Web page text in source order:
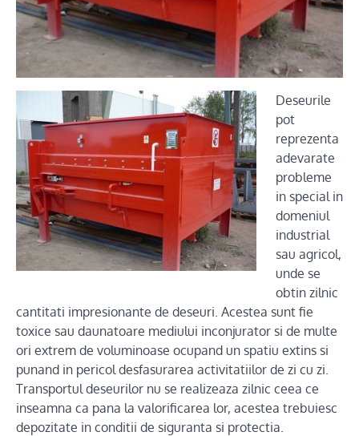
Deseurile
pot
reprezenta
adevarate
probleme
in special in
domeniul
industrial
sau agricol,
unde se
obtin zilnic
cantitati impresionante de deseuri. Acestea sunt fie
toxice sau daunatoare mediului inconjurator si de multe
ori extrem de voluminoase ocupand un spatiu extins si
punand in pericol desfasurarea activitatiilor de zi cu zi.
Transportul deseurilor nu se realizeaza zilnic ceea ce
inseamna ca pana la valorificarea lor, acestea trebuiesc
depozitate in conditii de siguranta si protectia.